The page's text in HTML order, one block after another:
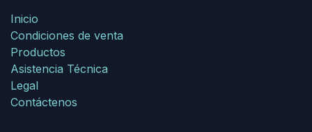
Inicio
Condiciones de venta
Productos
Asistencia Técnica
Legal
Contáctenos